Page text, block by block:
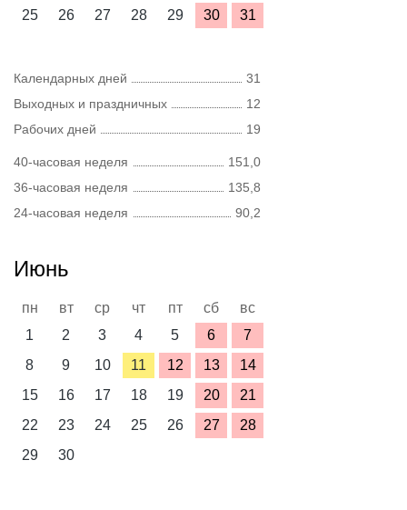
25
26 27 28 29 30 31
Календарных дней
31
Выходных и праздничных
12
Рабочих дней
19
40-часовая неделя
151,0
36-часовая неделя
135,8
24-часовая неделя
90,2
Июнь
пн вт ср чт пт сб
вс
1
2 3 4 5 6
7
8
9 10 11 12 13
14
15
16 17 18 19 20
21
22
23 24 25 26 27
28
29
30